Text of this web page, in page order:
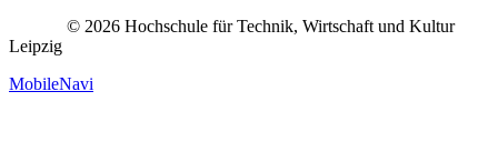
© 2026 Hochschule für Technik, Wirtschaft und Kultur
Leipzig
MobileNavi